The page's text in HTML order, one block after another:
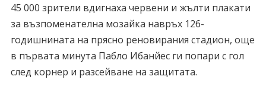
45 000 зрители вдигнаха червени и жълти плакати
за възпоменателна мозайка навръх 126-
годишнината на прясно реновирания стадион, още
в първата минута Пабло Ибанйес ги попари с гол
след корнер и разсейване на защитата.